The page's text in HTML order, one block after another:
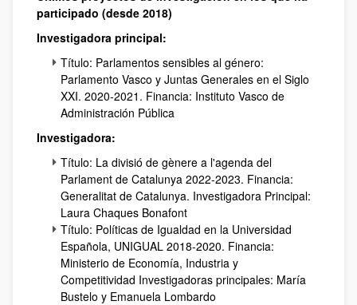
participado (desde 2018)
Investigadora principal:
Título: Parlamentos sensibles al género:
Parlamento Vasco y Juntas Generales en el Siglo
XXI. 2020-2021. Financia: Instituto Vasco de
Administración Pública
Investigadora:
Título: La divisió de gènere a l'agenda del
Parlament de Catalunya 2022-2023. Financia:
Generalitat de Catalunya. Investigadora Principal:
Laura Chaques Bonafont
Título: Políticas de Igualdad en la Universidad
Española, UNIGUAL 2018-2020. Financia:
Ministerio de Economía, Industria y
Competitividad Investigadoras principales: María
Bustelo y Emanuela Lombardo